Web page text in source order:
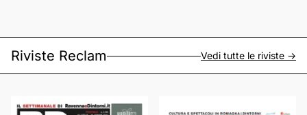
Riviste Reclam Vedi tutte le riviste ->